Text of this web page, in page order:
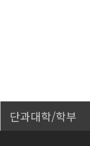
단과대학/학부